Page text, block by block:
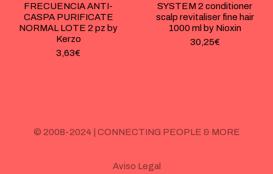
FRECUENCIA ANTI-
CASPA PURIFICATE
NORMAL LOTE 2 pz by
Kerzo
3,63€
SYSTEM 2 conditioner
scalp revitaliser fine hair
1000 ml by Nioxin
30,25€
© 2008-2024 | CONNECTING PEOPLE & MORE
Aviso Legal